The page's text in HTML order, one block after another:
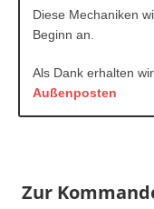
Diese Mechaniken
Beginn an.
Als Dank erhalten
Außenposten
Zur